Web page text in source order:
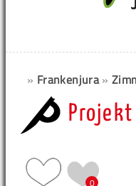
» Frankenjura»
Projekt
0